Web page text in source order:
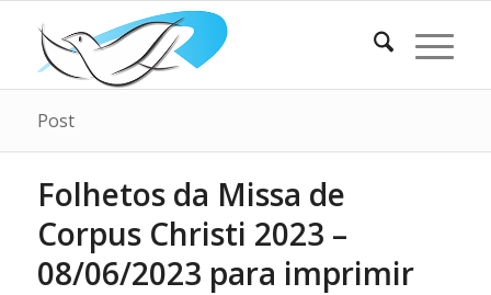
Post
Folhetos da Missa de
Corpus Christi 2023 –
08/06/2023 para imprimir